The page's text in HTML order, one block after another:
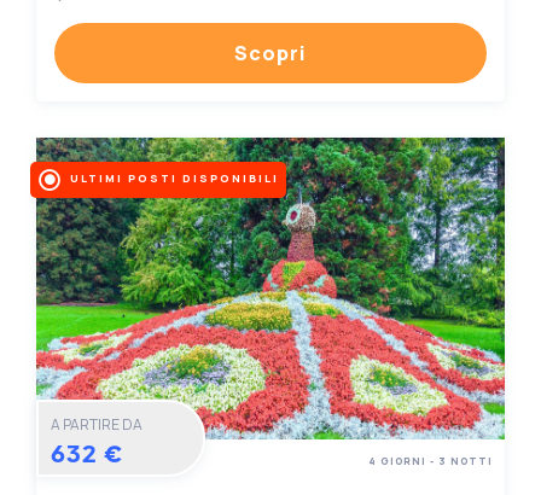
Scopri
ULTIMI POSTI DISPONIBILI
A PARTIRE DA
632 € 4 GIORNI - 3 NOTTI